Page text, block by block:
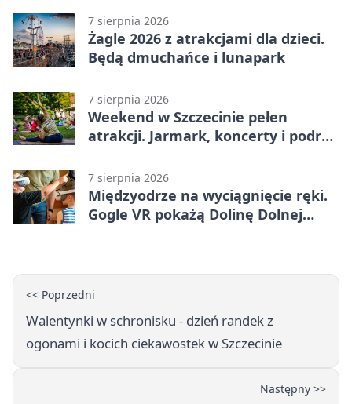
7 sierpnia 2026
Żagle 2026 z atrakcjami dla dzieci.
Będą dmuchańce i lunapark
7 sierpnia 2026
Weekend w Szczecinie pełen
atrakcji. Jarmark, koncerty i podróż
7 sierpnia 2026
Międzyodrze na wyciągnięcie ręki.
Gogle VR pokażą Dolinę Dolnej
<< Poprzedni
Walentynki w schronisku - dzień randek z
ogonami i kocich ciekawostek w Szczecinie
Następny >>